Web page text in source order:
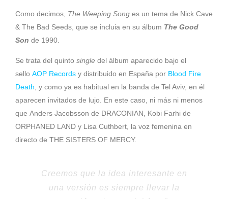
Como decimos, The Weeping Song es un tema de Nick Cave
& The Bad Seeds, que se incluia en su álbum The Good
Son de 1990.
Se trata del quinto single del álbum aparecido bajo el
sello AOP Records y distribuido en España por Blood Fire
Death , y como ya es habitual en la banda de Tel Aviv, en él
aparecen invitados de lujo. En este caso, ni más ni menos
que Anders Jacobsson de DRACONIAN, Kobi Farhi de
ORPHANED LAND y Lisa Cuthbert, la voz femenina en
directo de THE SISTERS OF MERCY.
Creemos que la idea interesante en
una versión es siempre llevar la